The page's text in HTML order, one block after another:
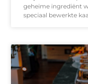
geheime ingrediënt
speciaal bewerkte